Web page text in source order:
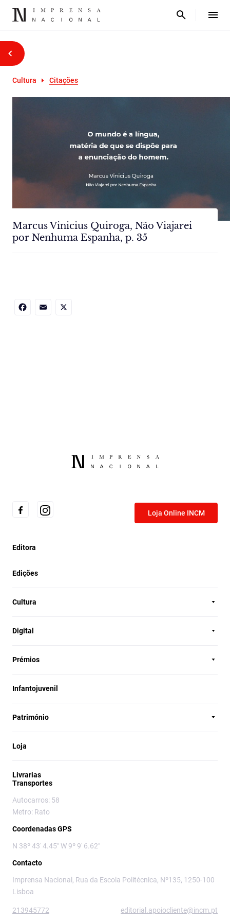
Cultura Citações
Marcus Vinicius Quiroga, Não Viajarei
por Nenhuma Espanha, p. 35
Loja Online INCM
Editora
Edições
Cultura
Digital
Prémios
Infantojuvenil
Património
Loja
Livrarias
Transportes
Autocarros: 58
Metro: Rato
Coordenadas GPS
N 38º 43' 4.45" W 9º 9' 6.62"
Contacto
Imprensa Nacional, Rua da Escola Politécnica, Nº135, 1250-100
Lisboa
213945772 editorial.apoiocliente@incm.pt